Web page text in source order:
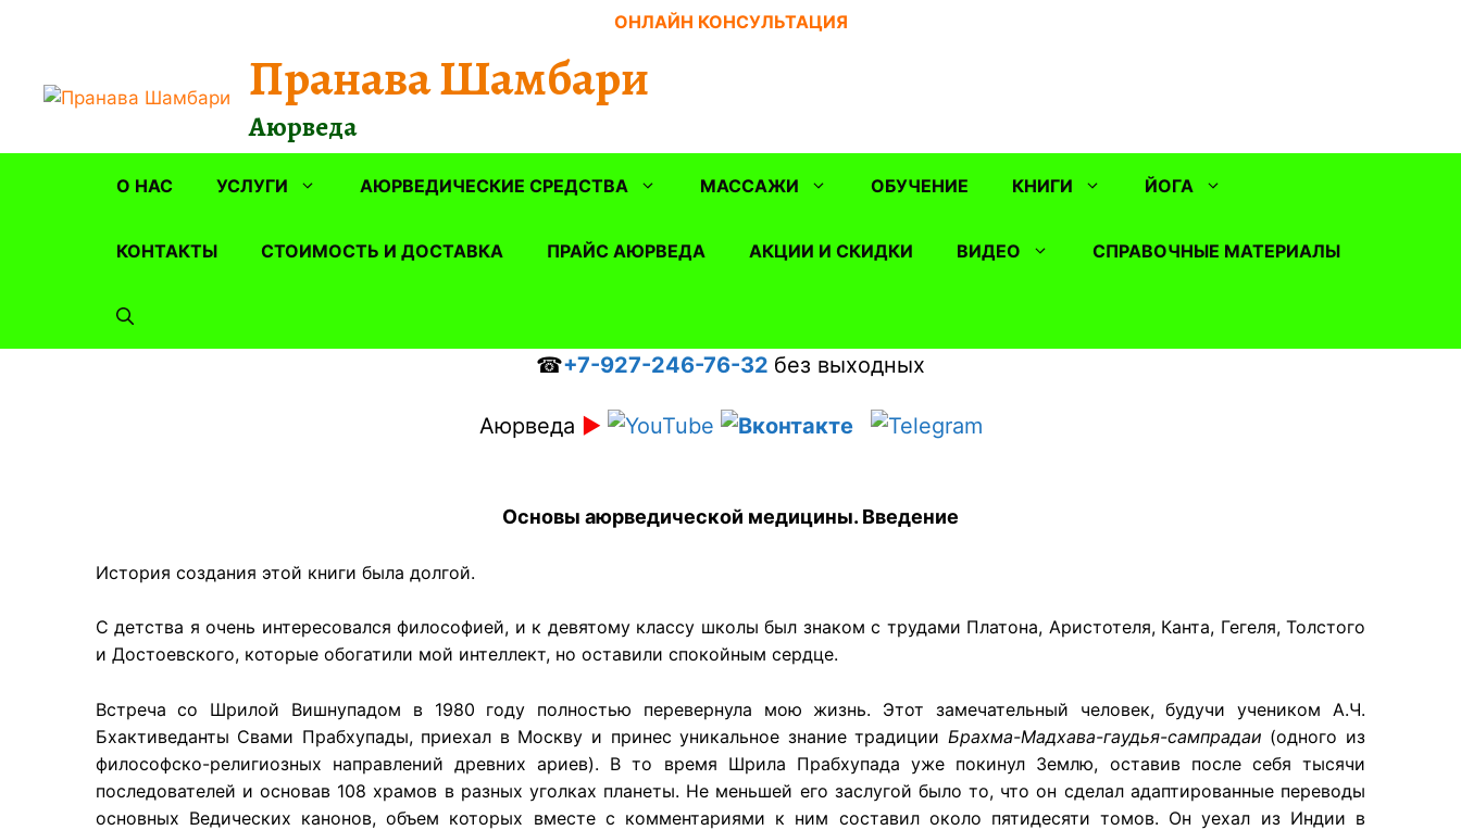
ОНЛАЙН КОНСУЛЬТАЦИЯ
Пранава Шамбари
Аюрведа
О НАС УСЛУГИ АЮРВЕДИЧЕСКИЕ СРЕДСТВА МАССАЖИ ОБУЧЕНИЕ КНИГИ ЙОГА
КОНТАКТЫ СТОИМОСТЬ И ДОСТАВКА ПРАЙС АЮРВЕДА АКЦИИ И СКИДКИ ВИДЕО СПРАВОЧНЫЕ МАТЕРИАЛЫ
☎+7-927-246-76-32 без выходных
Аюрведа ►
Основы аюрведической медицины. Введение
История создания этой книги была долгой.
С детства я очень интересовался философией, и к девятому классу школы был знаком с трудами Платона, Аристотеля, Канта, Гегеля, Толстого
и Достоевского, которые обогатили мой интеллект, но оставили спокойным сердце.
Встреча со Шрилой Вишнупадом в 1980 году полностью перевернула мою жизнь. Этот замечательный человек, будучи учеником А.Ч.
Бхактиведанты Свами Прабхупады, приехал в Москву и принес уникальное знание традиции Брахма-Мадхава-гаудья-сампрадаи (одного из
философско-религиозных направлений древних ариев). В то время Шрила Прабхупада уже покинул Землю, оставив после себя тысячи
последователей и основав 108 храмов в разных уголках планеты. Не меньшей его заслугой было то, что он сделал адаптированные переводы
основных Ведических канонов, объем которых вместе с комментариями к ним составил около пятидесяти томов. Он уехал из Индии в